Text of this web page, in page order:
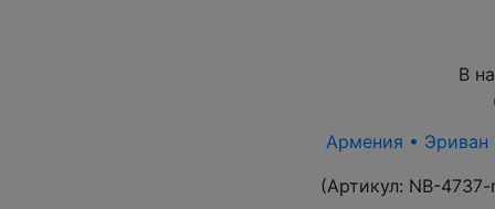
В
Армения • Эриван
(Артикул: NB-4737-